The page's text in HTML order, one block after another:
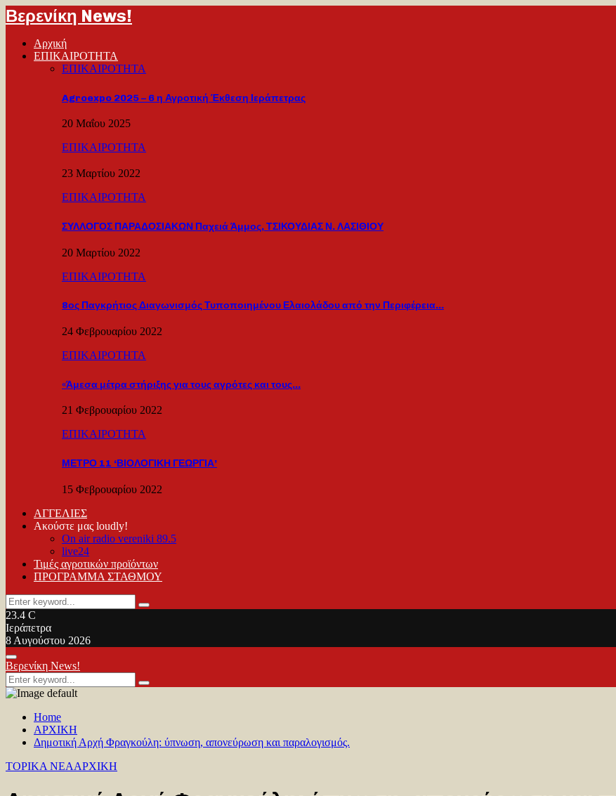
Βερενίκη News!
Αρχική
ΕΠΙΚΑΙΡΟΤΗΤΑ
ΕΠΙΚΑΙΡΟΤΗΤΑ
Agroexpo 2025 – 6 η Αγροτική Έκθεση Ιεράπετρας
20 Μαΐου 2025
ΕΠΙΚΑΙΡΟΤΗΤΑ
23 Μαρτίου 2022
ΕΠΙΚΑΙΡΟΤΗΤΑ
ΣΥΛΛΟΓΟΣ ΠΑΡΑΔΟΣΙΑΚΩΝ Παχειά Άμμος, ΤΣΙΚΟΥΔΙΑΣ Ν. ΛΑΣΙΘΙΟΥ
20 Μαρτίου 2022
ΕΠΙΚΑΙΡΟΤΗΤΑ
8ος Παγκρήτιος Διαγωνισμός Τυποποιημένου Ελαιολάδου από την Περιφέρεια…
24 Φεβρουαρίου 2022
ΕΠΙΚΑΙΡΟΤΗΤΑ
«Άμεσα μέτρα στήριξης για τους αγρότες και τους…
21 Φεβρουαρίου 2022
ΕΠΙΚΑΙΡΟΤΗΤΑ
ΜΕΤΡΟ 11 ‘ΒΙΟΛΟΓΙΚΗ ΓΕΩΡΓΙΑ’
15 Φεβρουαρίου 2022
ΑΓΓΕΛΙΕΣ
Ακούστε μας loudly!
On air radio vereniki 89.5
live24
Τιμές αγροτικών προϊόντων
ΠΡΟΓΡΑΜΜΑ ΣΤΑΘΜΟΥ
Search
for:
Search
23.4 C
Ιεράπετρα
8 Αυγούστου 2026
Facebook
Twitter
Youtube
Primary
Menu
Βερενίκη News!
Search
for:
Search
Home
ΑΡΧΙΚΗ
Δημοτική Αρχή Φραγκούλη: ύπνωση, απονεύρωση και παραλογισμός.
TOPIKA NEAΑΡΧΙΚΗ